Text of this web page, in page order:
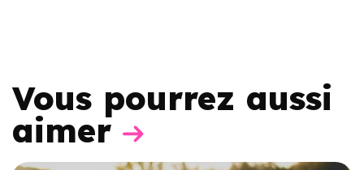
Vous pourrez aussi
aimer